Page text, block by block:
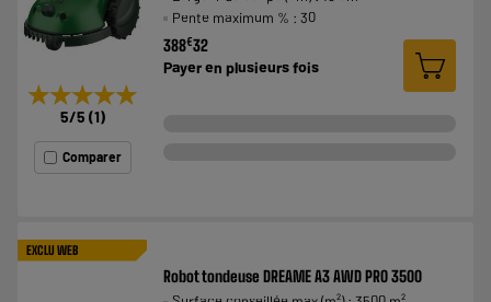
★★★★★
★★★★★
5/5 (1)
Comparer
Pente maximum % : 30
388€32
Payer en plusieurs fois
EXCLU WEB
Robot tondeuse DREAME A3 AWD PRO 3500